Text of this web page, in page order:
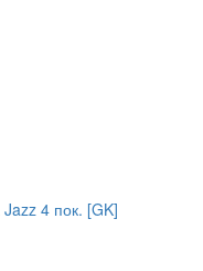
Jazz 4 пок. [GK]